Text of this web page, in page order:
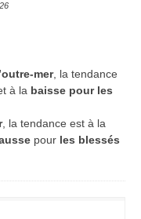
mer, la tendance
à la baisse pour les
, la tendance est à la
pour les blessés